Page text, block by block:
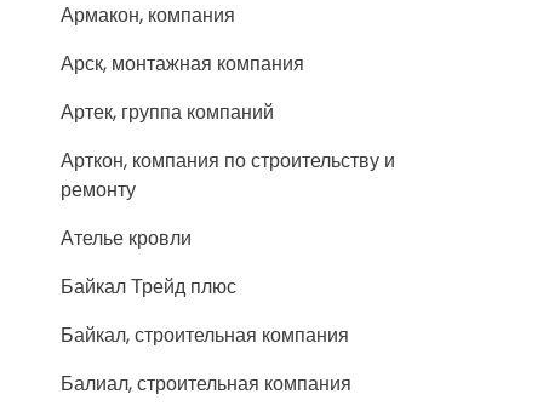
Армакон, компания
Арск, монтажная компания
Артек, группа компаний
Арткон, компания по строительству и
ремонту
Ателье кровли
Байкал Трейд плюс
Байкал, строительная компания
Балиал, строительная компания